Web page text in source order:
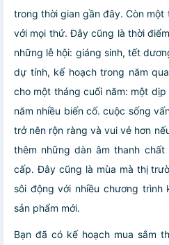
trong thời gian gần đây. Còn
với mọi thứ. Đây cũng là thời
những lễ hội: giáng sinh, tết
dự tính, kế hoạch trong năm
cho một tháng cuối năm: một
năm nhiều biến cố. cuộc sống
trở nên rộn ràng và vui vẻ hơn
thêm những dàn âm thanh
cấp. Đây cũng là mùa mà thị
sôi động với nhiều chương trình
sản phẩm mới.
Bạn đã có kế hoạch mua sắm